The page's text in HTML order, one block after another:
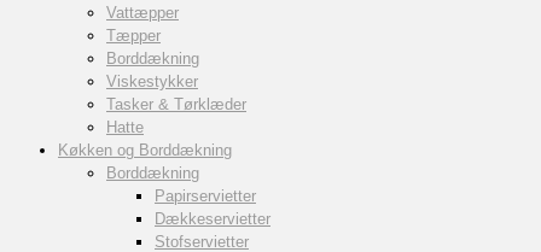
Vattæpper
Tæpper
Borddækning
Viskestykker
Tasker & Tørklæder
Hatte
Køkken og Borddækning
Borddækning
Papirservietter
Dækkeservietter
Stofservietter